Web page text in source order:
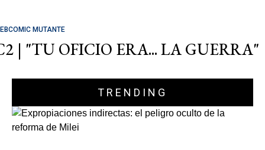
MUTANTE
| "TU OFICIO ERA... LA GUERRA"
TRENDING